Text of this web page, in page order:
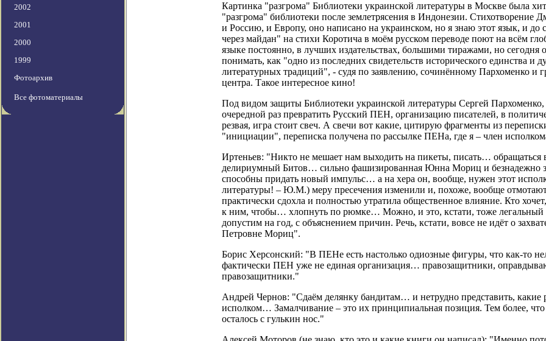
2002
2001
2000
1999
Фотоархив
Все фотоматериалы
Картинка "разгрома" Библиотеки украинской литературы в Москве была
"разгрома" библиотеки после землетрясения в Индонезии. Стихотворение
и Россию, и Европу, оно написано на украинском, но я знаю этот язык, и
через майдан" на стихи Коротича в моём русском переводе поют на всём
языке постоянно, в лучших издательствах, большими тиражами, но
понимать, как "одно из последних свидетельств исторического единства и
литературных традиций", - судя по заявлению, сочинённому Пархоменко и
центра. Такое интересное кино!
Под видом защиты Библиотеки украинской литературы Сергей
очередной раз превратить Русский ПЕН, организацию писателей, в
резвая, игра стоит свеч. А свечи вот какие, цитирую фрагменты из
"инициации", переписка получена по рассылке ПЕНа, где я – член
Иртеньев: "Никто не мешает нам выходить на пикеты, писать…
делириумный Битов… сильно фашизированная Юнна Мориц и безнадежно
способны придать новый импульс… а на хера он, вообще, нужен этот
литературы! – Ю.М.) меру пресечения изменили и, похоже, вообще
практически сдохла и полностью утратила общественное влияние. Кто
к ним, чтобы… хлопнуть по рюмке… Можно, и это, кстати, тоже легальный
допустим на год, с объяснением причин. Речь, кстати, вовсе не идёт о
Петровне Мориц".
Борис Херсонский: "В ПЕНе есть настолько одиозные фигуры, что как-то
фактически ПЕН уже не единая организация… правозащитники,
правозащитники."
Андрей Чернов: "Сдаём делянку бандитам… и нетрудно представить,
исполком… Замалчивание – это их принципиальная позиция. Тем более,
осталось с гулькин нос."